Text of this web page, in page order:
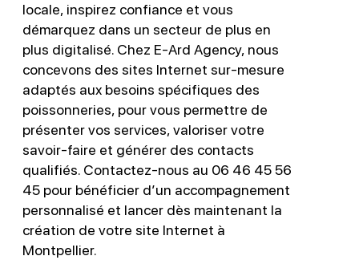
locale, inspirez confiance et vous
démarquez dans un secteur de plus en
plus digitalisé. Chez E-Ard Agency, nous
concevons des sites Internet sur-mesure
adaptés aux besoins spécifiques des
poissonneries, pour vous permettre de
présenter vos services, valoriser votre
savoir-faire et générer des contacts
qualifiés. Contactez-nous au 06 46 45 56
45 pour bénéficier d’un accompagnement
personnalisé et lancer dès maintenant la
création de votre site Internet à
Montpellier.